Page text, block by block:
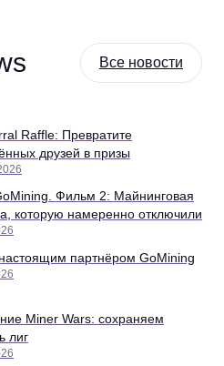
Все новости
Raffle: Превратите
друзей в призы
Фильм 2: Майнинговая
которую намеренно отключили
партнёром GoMining
Miner Wars: сохраняем
лиг